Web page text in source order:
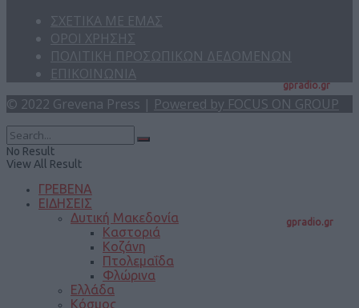
gpradio.gr
ΣΧΕΤΙΚΑ ΜΕ ΕΜΑΣ
ΟΡΟΙ ΧΡΗΣΗΣ
ΠΟΛΙΤΙΚΗ ΠΡΟΣΩΠΙΚΩΝ ΔΕΔΟΜΕΝΩΝ
ΕΠΙΚΟΙΝΩΝΙΑ
© 2022 Grevena Press | Powered by FOCUS ON GROUP
No Result
View All Result
ΓΡΕΒΕΝΑ
ΕΙΔΗΣΕΙΣ
Δυτική Μακεδονία
Καστοριά
Κοζάνη
Πτολεμαΐδα
Φλώρινα
Ελλάδα
Κόσμος
gpradio.gr